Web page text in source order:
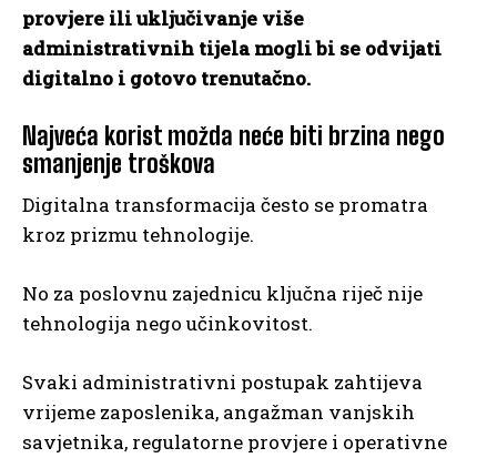
provjere ili uključivanje više
administrativnih tijela mogli bi se odvijati
digitalno i gotovo trenutačno.
Najveća korist možda neće biti brzina nego
smanjenje troškova
Digitalna transformacija često se promatra
kroz prizmu tehnologije.
No za poslovnu zajednicu ključna riječ nije
tehnologija nego učinkovitost.
Svaki administrativni postupak zahtijeva
vrijeme zaposlenika, angažman vanjskih
savjetnika, regulatorne provjere i operativne